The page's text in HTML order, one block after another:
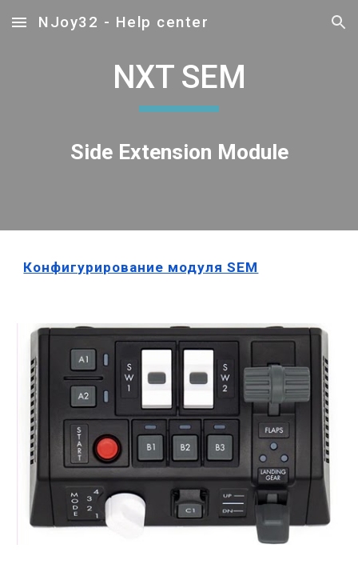
Skip to main content Skip to navigation
NJoy32 - Help center
NXT SEM
Side Extension Module
Конфигурирование модуля SEM